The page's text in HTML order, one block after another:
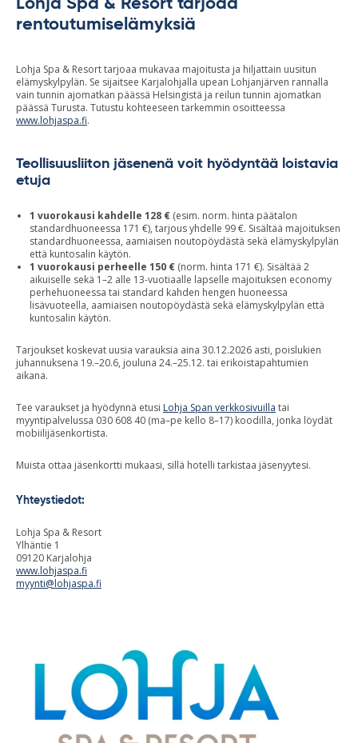
Lohja Spa & Resort tarjoaa
rentoutumiselämyksiä
Lohja Spa & Resort tarjoaa mukavaa majoitusta ja hiljattain uusitun
elämyskylpylän. Se sijaitsee Karjalohjalla upean Lohjanjärven rannalla
vain tunnin ajomatkan päässä Helsingistä ja reilun tunnin ajomatkan
päässä Turusta. Tutustu kohteeseen tarkemmin osoitteessa
www.lohjaspa.fi.
Teollisuusliiton jäsenenä voit hyödyntää loistavia
etuja
1 vuorokausi kahdelle 128 €(esim. norm. hinta päätalon
standardhuoneessa 171 €), tarjous yhdelle 99 €. Sisältää majoituksen
standardhuoneessa, aamiaisen noutopöydästä sekä elämyskylpylän
että kuntosalin käytön.
1 vuorokausi perheelle 150 €(norm. hinta 171 €). Sisältää 2
aikuiselle sekä 1–2 alle 13-vuotiaalle lapselle majoituksen economy
perhehuoneessa tai standard kahden hengen huoneessa
lisävuoteella, aamiaisen noutopöydästä sekä elämyskylpylän että
kuntosalin käytön.
Tarjoukset koskevat uusia varauksia aina 30.12.2026 asti, poislukien
juhannuksena 19.–20.6, jouluna 24.–25.12. tai erikoistapahtumien
aikana.
Tee varaukset ja hyödynnä etusi Lohja Span verkkosivuilla tai
myyntipalvelussa 030 608 40 (ma–pe kello 8–17) koodilla, jonka löydät
mobiilijäsenkortista.
Muista ottaa jäsenkortti mukaasi, sillä hotelli tarkistaa jäsenyytesi.
Yhteystiedot:
Lohja Spa & Resort
Ylhäntie 1
09120 Karjalohja
www.lohjaspa.fi
myynti@lohjaspa.fi